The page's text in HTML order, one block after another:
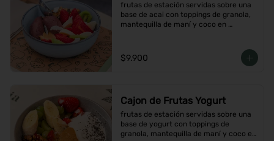
frutas de estación servidas sobre una
base de acai con toppings de granola,
mantequilla de maní y coco en
$9.900
Cajon de Frutas Yogurt
frutas de estación servidas sobre una
base de yogurt con toppings de
granola, mantequilla de maní y coco en